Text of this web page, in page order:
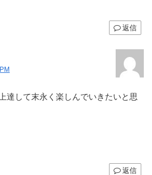
返信
達して末永く楽しんでいきたいと思
返信